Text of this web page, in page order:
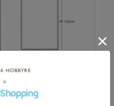
マルチクロス（レシピ）
メール便10個まで可